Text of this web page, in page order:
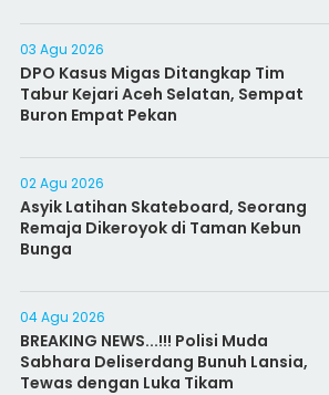
03 Agu 2026
DPO Kasus Migas Ditangkap Tim
Tabur Kejari Aceh Selatan, Sempat
Buron Empat Pekan
02 Agu 2026
Asyik Latihan Skateboard, Seorang
Remaja Dikeroyok di Taman Kebun
Bunga
04 Agu 2026
BREAKING NEWS...!!! Polisi Muda
Sabhara Deliserdang Bunuh Lansia,
Tewas dengan Luka Tikam